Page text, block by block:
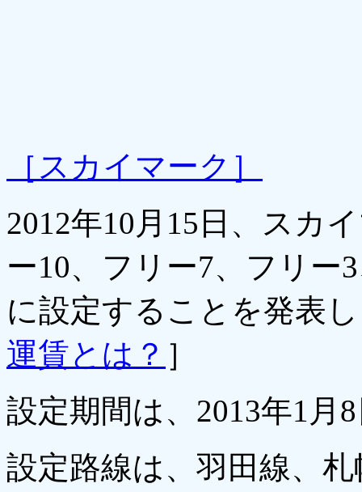
［スカイマーク］
2012年10月15日、スカ
ー10、フリー7、フリー
に設定することを発表
運賃とは？ ］
設定期間は、2013年1月
設定路線は、羽田線、